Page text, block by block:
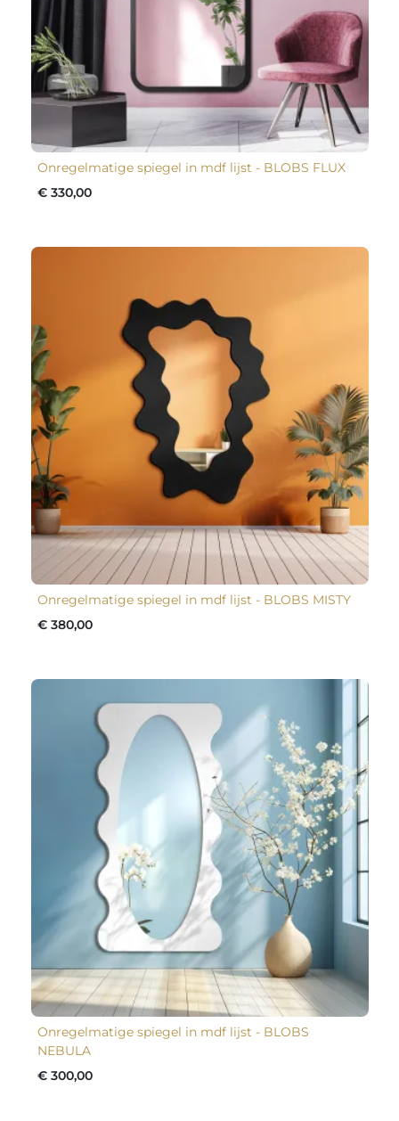
Onregelmatige spiegel in mdf lijst - BLOBS FLUX
€ 330,00
Onregelmatige spiegel in mdf lijst - BLOBS MISTY
€ 380,00
Onregelmatige spiegel in mdf lijst - BLOBS
NEBULA
€ 300,00